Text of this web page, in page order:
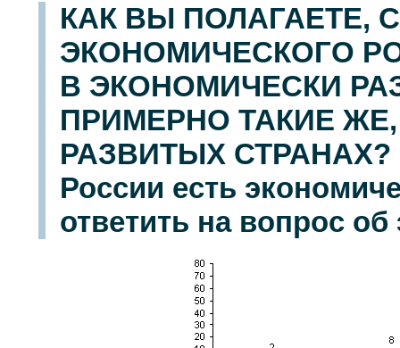
КАК ВЫ ПОЛАГАЕТЕ,
ЭКОНОМИЧЕСКОГО
В ЭКОНОМИЧЕСКИ
ПРИМЕРНО ТАКИЕ
РАЗВИТЫХ СТРАНАХ?
России есть
ответить на вопрос